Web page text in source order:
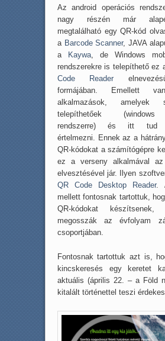
Az android operációs
nagy részén már
megtalálható egy QR-kód
a Barcode Scanner, JAVA
a
Kaywa, de Windows
rendszerekre is telepíthető ez
Code Reader
formájában. Emellett
alkalmazások, amelyek
telepíthetőek (windows
rendszerre) és itt tud
értelmezni. Ennek az a
QR-kódokat a számítógépre
ez a verseny alkalmával
elvesztésével jár. Ilyen
QR Code Desktop Reader.
mellett fontosnak tartottuk,
QR-kódokat
megosszák az évfolyam
csoportjában.
Fontosnak tartottuk azt is,
kincskeresés egy keretet
aktuális (április 22. – a Föld
kitalált történettel teszi